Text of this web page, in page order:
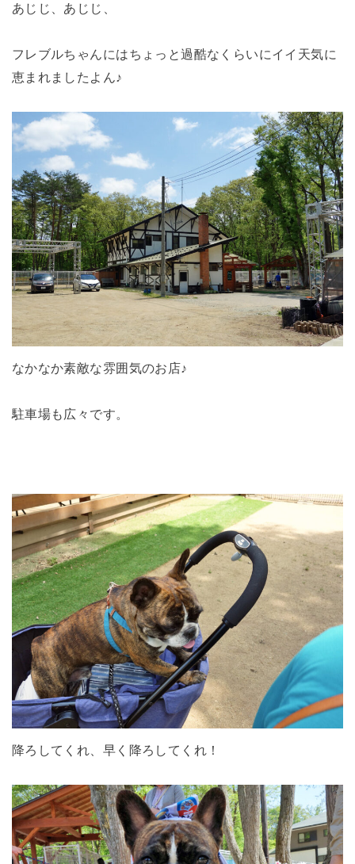
あじじ、あじじ、
フレブルちゃんにはちょっと過酷なくらいにイイ天気に
恵まれましたよん♪
なかなか素敵な雰囲気のお店♪
駐車場も広々です。
降ろしてくれ、早く降ろしてくれ！